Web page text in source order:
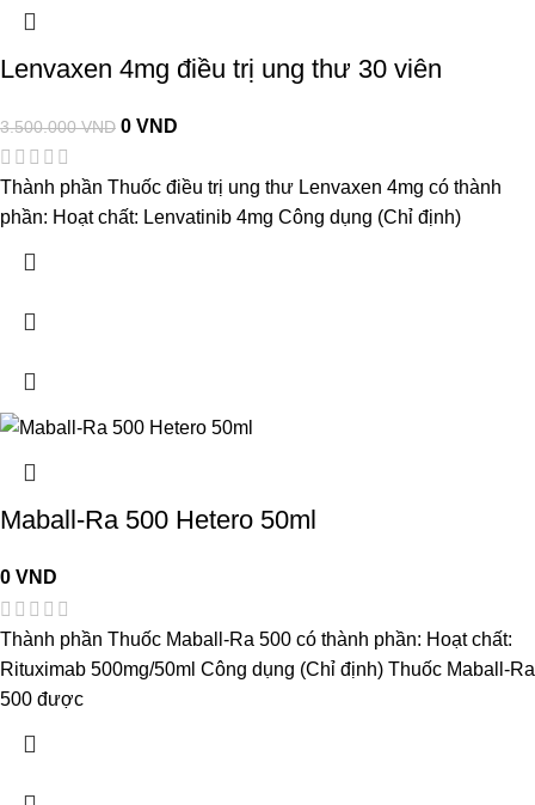
Lenvaxen 4mg điều trị ung thư 30 viên
3.500.000VND 0VND
Thành phần Thuốc điều trị ung thư Lenvaxen 4mg có thành
phần: Hoạt chất: Lenvatinib 4mg Công dụng (Chỉ định)
Maball-Ra 500 Hetero 50ml
0VND
Thành phần Thuốc Maball-Ra 500 có thành phần: Hoạt chất:
Rituximab 500mg/50ml Công dụng (Chỉ định) Thuốc Maball-Ra
500 được